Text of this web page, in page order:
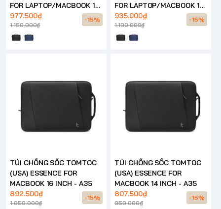
FOR LAPTOP/MACBOOK 16
INCH – A34
977.500₫
1.150.000₫
-15%
FOR LAPTOP/MACBOOK 14
INCH – A34
935.000₫
1.100.000₫
-15%
TÚI CHỐNG SỐC TOMTOC
(USA) ESSENCE FOR
MACBOOK 16 INCH - A35
892.500₫
1.050.000₫
-15%
TÚI CHỐNG SỐC TOMTOC
(USA) ESSENCE FOR
MACBOOK 14 INCH - A35
807.500₫
950.000₫
-15%